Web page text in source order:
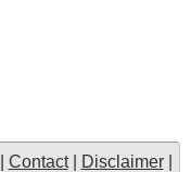
Contact| Disclaimer|